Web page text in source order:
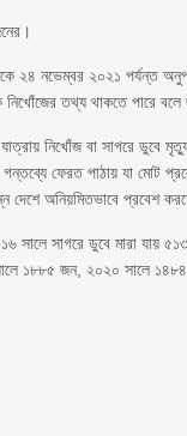
২৪ নভেম্বর ২০২১ পর্যন্ত
তথ্য থাকতে পারে বলে
নিখোঁজ বা সাগরে ডুবে
ফেরত পাঠায় যা মোট
দেশে অনিয়মিতভাবে প্রবেশ
সালে সাগরে ডুবে মারা
১৮৮৫ জন, ২০২০ সালে